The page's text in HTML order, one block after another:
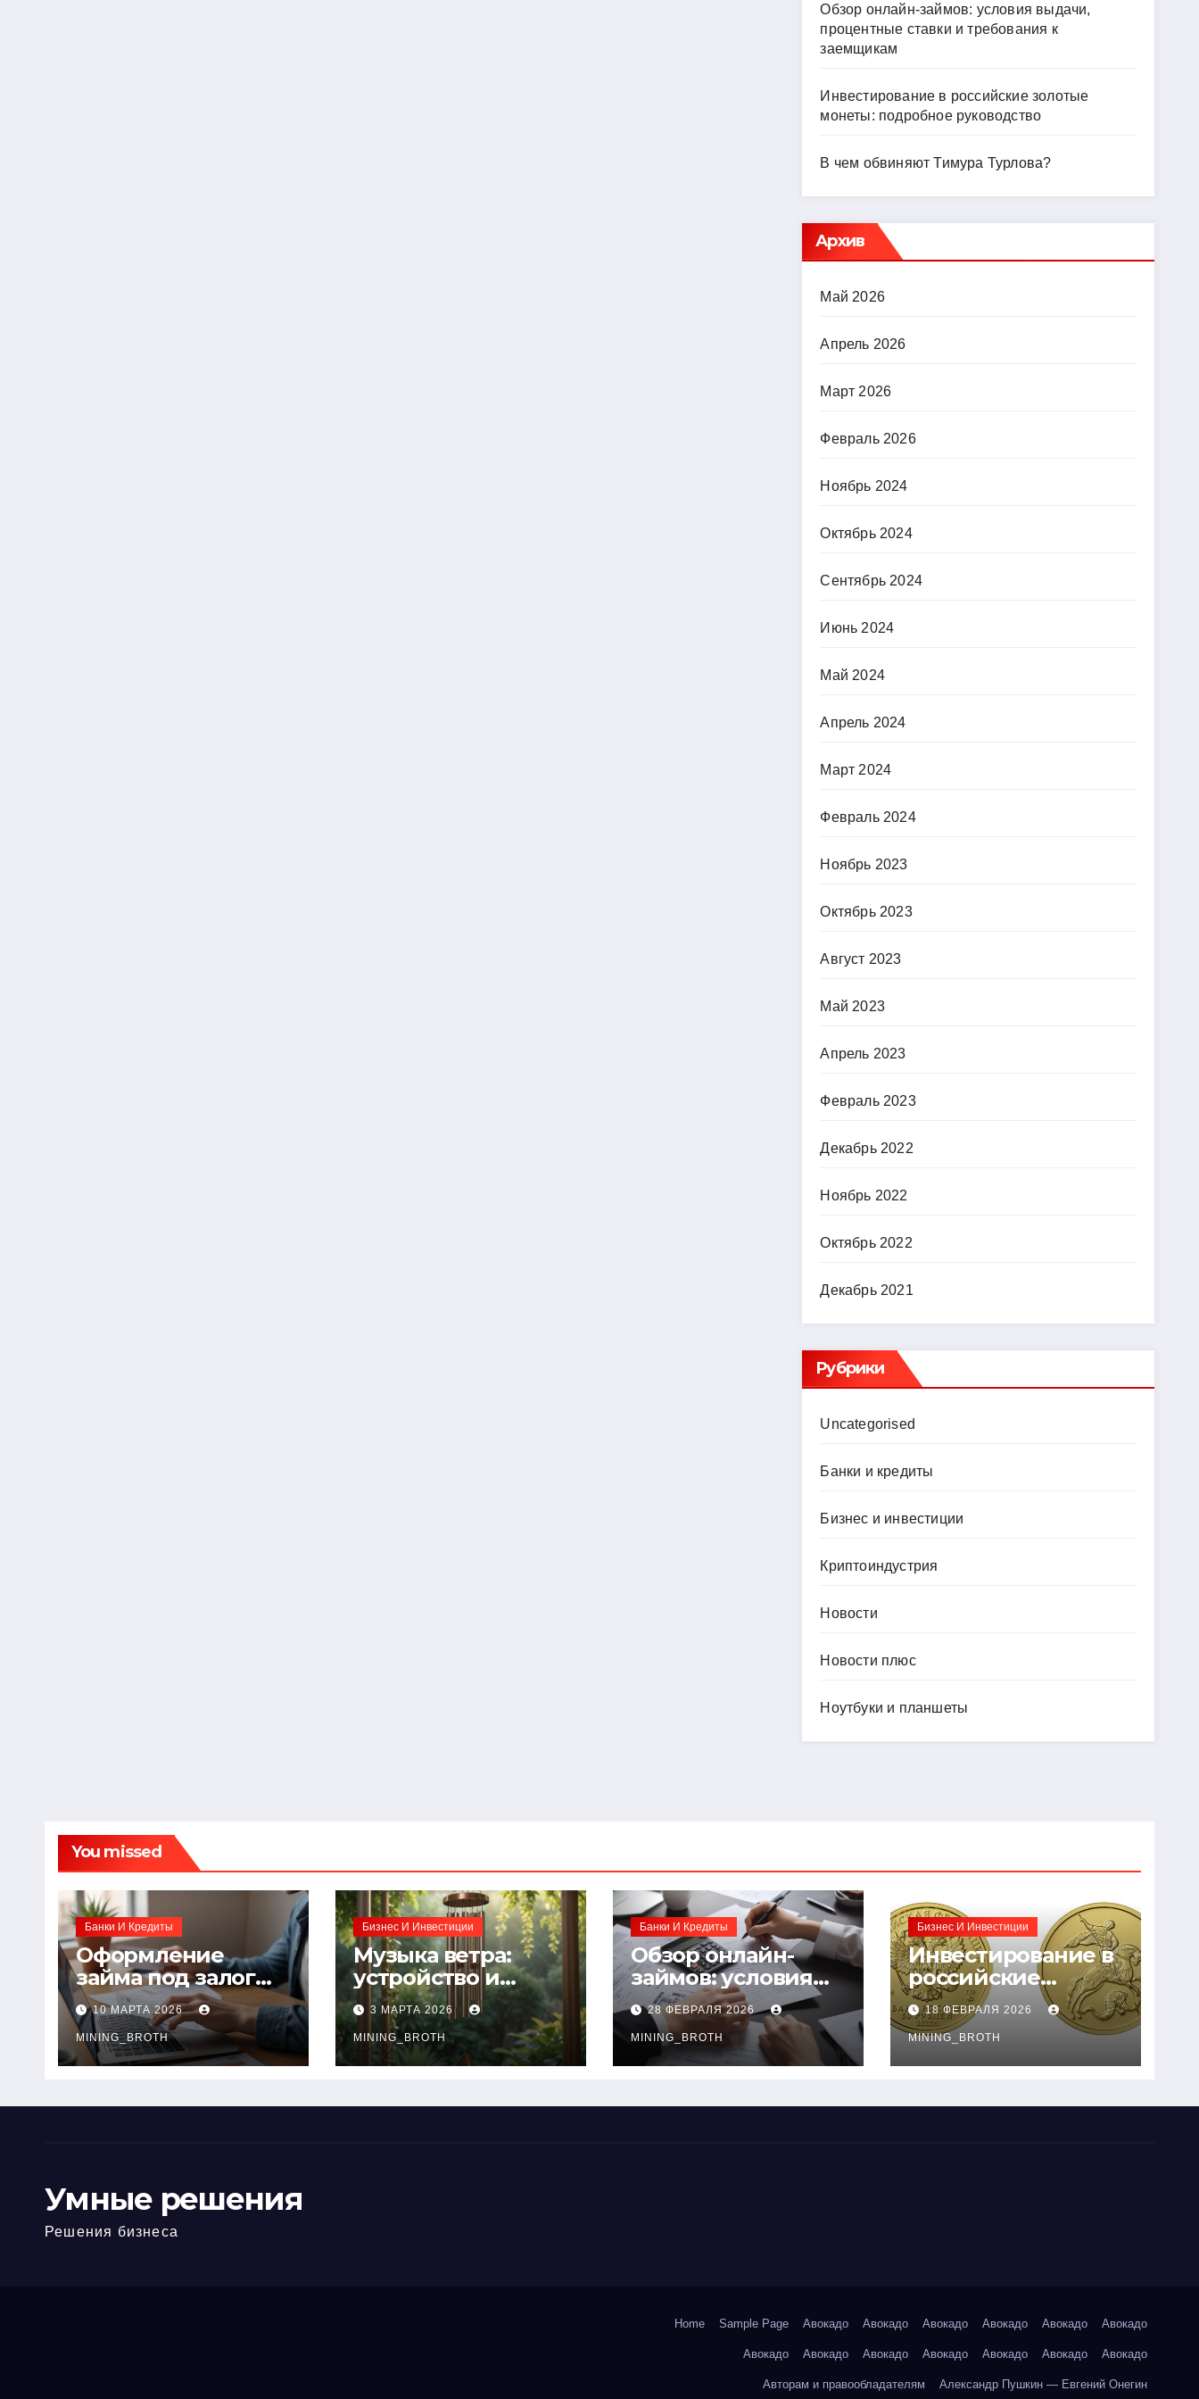
Обзор онлайн-займов: условия выдачи,
процентные ставки и требования к
заемщикам
Инвестирование в российские золотые
монеты: подробное руководство
В чем обвиняют Тимура Турлова?
Архив
Май 2026
Апрель 2026
Март 2026
Февраль 2026
Ноябрь 2024
Октябрь 2024
Сентябрь 2024
Июнь 2024
Май 2024
Апрель 2024
Март 2024
Февраль 2024
Ноябрь 2023
Октябрь 2023
Август 2023
Май 2023
Апрель 2023
Февраль 2023
Декабрь 2022
Ноябрь 2022
Октябрь 2022
Декабрь 2021
Рубрики
Uncategorised
Банки и кредиты
Бизнес и инвестиции
Криптоиндустрия
Новости
Новости плюс
Ноутбуки и планшеты
You missed
Банки И Кредиты
Оформление
займа под залог
ПТС онлайн на
карту без визита в
офис: порядок,
требования и
10 МАРТА 2026
MINING_BROTH
Бизнес И Инвестиции
Музыка ветра:
устройство и
принципы
звучания
колокольчиков
3 МАРТА 2026
MINING_BROTH
Банки И Кредиты
Обзор онлайн-
займов: условия
выдачи,
процентные
ставки и
требования к
28 ФЕВРАЛЯ 2026
MINING_BROTH
Бизнес И Инвестиции
Инвестирование в
российские
золотые монеты:
подробное
руководство
18 ФЕВРАЛЯ 2026
MINING_BROTH
Умные решения
Решения бизнеса
Home Sample Page Авокадо Авокадо Авокадо Авокадо Авокадо Авокадо
Авокадо Авокадо Авокадо Авокадо Авокадо Авокадо Авокадо
Авторам и правообладателям Александр Пушкин — Евгений Онегин